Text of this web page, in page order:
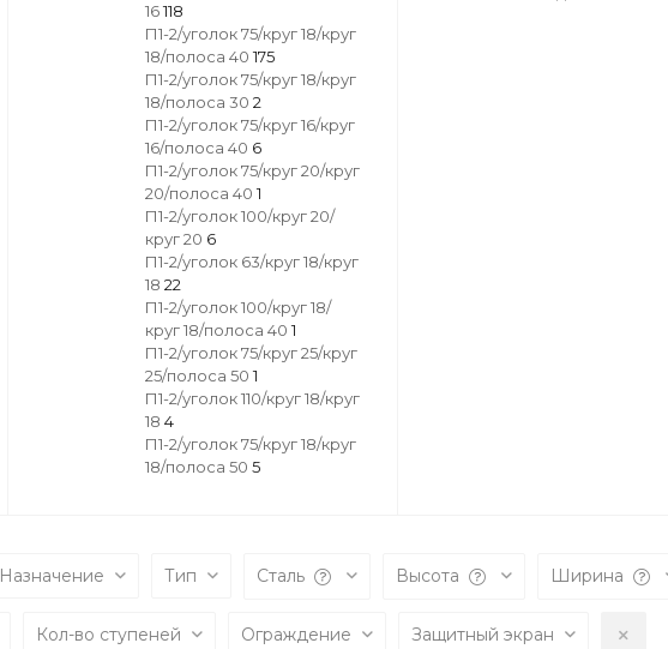
16118
П1-2/уголок 75/круг 18/круг
18/полоса 40 175
П1-2/уголок 75/круг 18/круг
18/полоса 30 2
П1-2/уголок 75/круг 16/круг
16/полоса 40 6
П1-2/уголок 75/круг 20/круг
20/полоса 40 1
П1-2/уголок 100/круг 20/
круг 20 6
П1-2/уголок 63/круг 18/круг
18 22
П1-2/уголок 100/круг 18/
круг 18/полоса 40 1
П1-2/уголок 75/круг 25/круг
25/полоса 50 1
П1-2/уголок 110/круг 18/круг
18 4
П1-2/уголок 75/круг 18/круг
18/полоса 50 5
Назначение Тип Сталь Высота Ширина
Кол-во ступеней Ограждение Защитный экран